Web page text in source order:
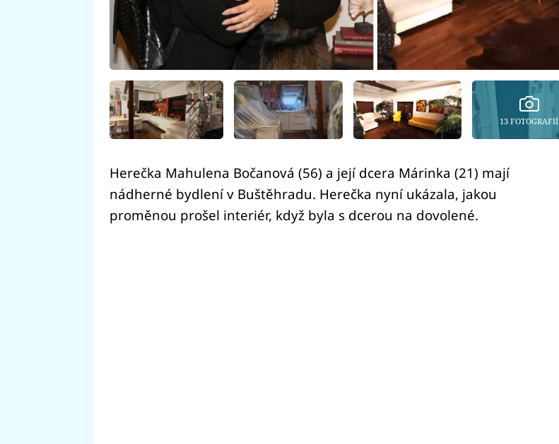
13 FOTOGRAFIÍ
Herečka Mahulena Bočanová (56) a její dcera Márinka (21) mají
nádherné bydlení v Buštěhradu. Herečka nyní ukázala, jakou
proměnou prošel interiér, když byla s dcerou na dovolené.